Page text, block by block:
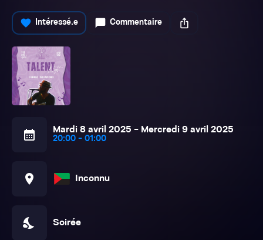
favorite Intéressé.e chat_bubble Commentaire ios_share
calendar_month Mardi 8 avril 2025 - Mercredi 9 avril 2025
20:00 - 01:00
location_on Inconnu
nights_stay Soirée